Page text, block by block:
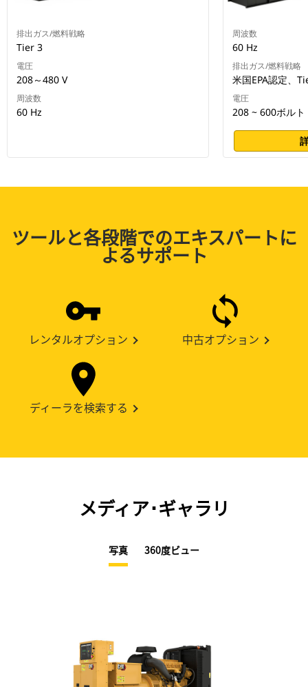
排出ガス/燃料戦略
Tier 3
電圧
208～480 V
周波数
60 Hz
周波数
60 Hz
排出ガス/燃料戦略
米国EPA認定、
電圧
208 ~ 600ボルト
ツールと各段階でのエキスパートに
よるサポート
レンタルオプション 中古オプション
ディーラを検索する
メディア･ギャラリ
写真 360度ビュー